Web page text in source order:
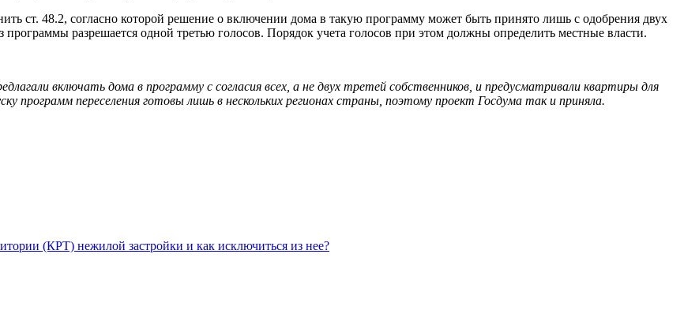
ст. 48.2, согласно которой решение о включении дома в такую программу может быть принято лишь с одобрения двух
разрешается одной третью голосов. Порядок учета голосов при этом должны определить местные власти.
включать дома в программу с согласия всех, а не двух третей собственников, и предусматривали квартиры для
программ переселения готовы лишь в нескольких регионах страны, поэтому проект Госдума так и приняла.
(КРТ) нежилой застройки и как исключиться из нее?